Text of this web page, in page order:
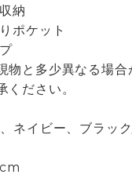
納
ポケット
物と多少異なる場合
ください。
ネイビー、ブラッ